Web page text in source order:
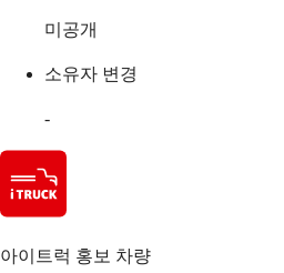
미공개
소유자 변경
-
아이트럭 홍보 차량